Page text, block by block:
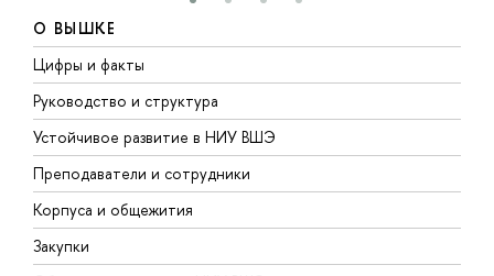
О ВЫШКЕ
Цифры и факты
Руководство и структура
Устойчивое развитие в НИУ ВШЭ
Преподаватели и сотрудники
Корпуса и общежития
Закупки